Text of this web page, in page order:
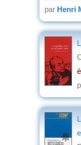
par Henri